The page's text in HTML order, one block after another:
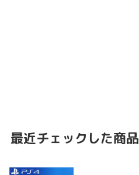
最近チェックした商品